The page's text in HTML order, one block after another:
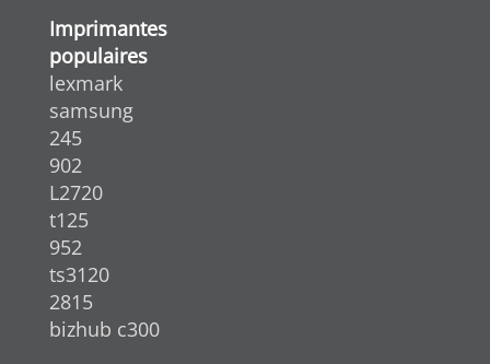
Imprimantes
populaires
lexmark
samsung
245
902
L2720
t125
952
ts3120
2815
bizhub c300